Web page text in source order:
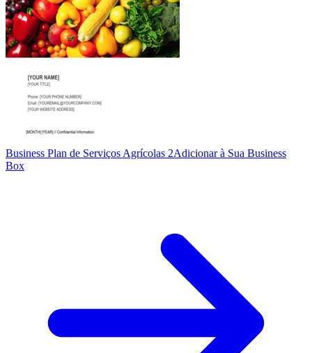
Business Plan de Serviços Agrícolas 2Adicionar à Sua Business
Box